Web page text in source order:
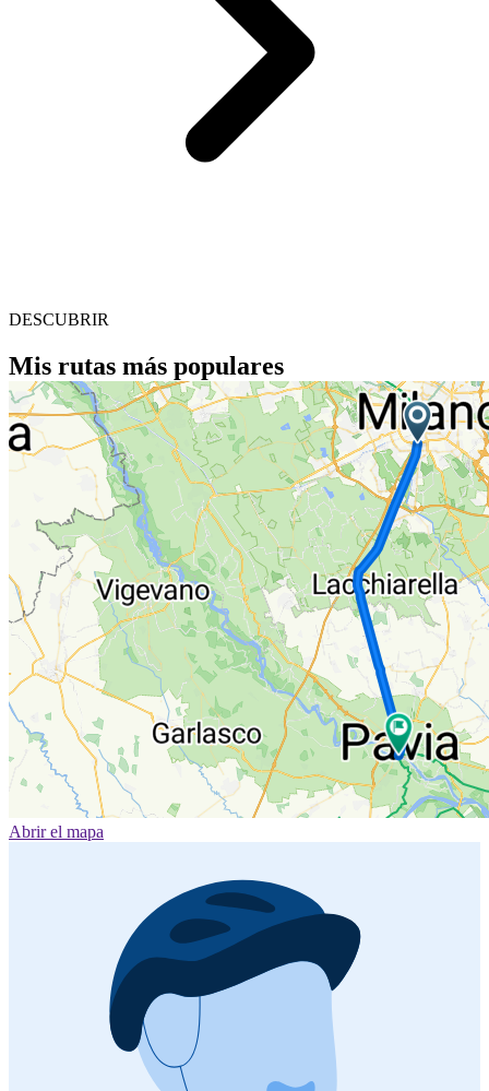
DESCUBRIR
Mis rutas más populares
Abrir el mapa